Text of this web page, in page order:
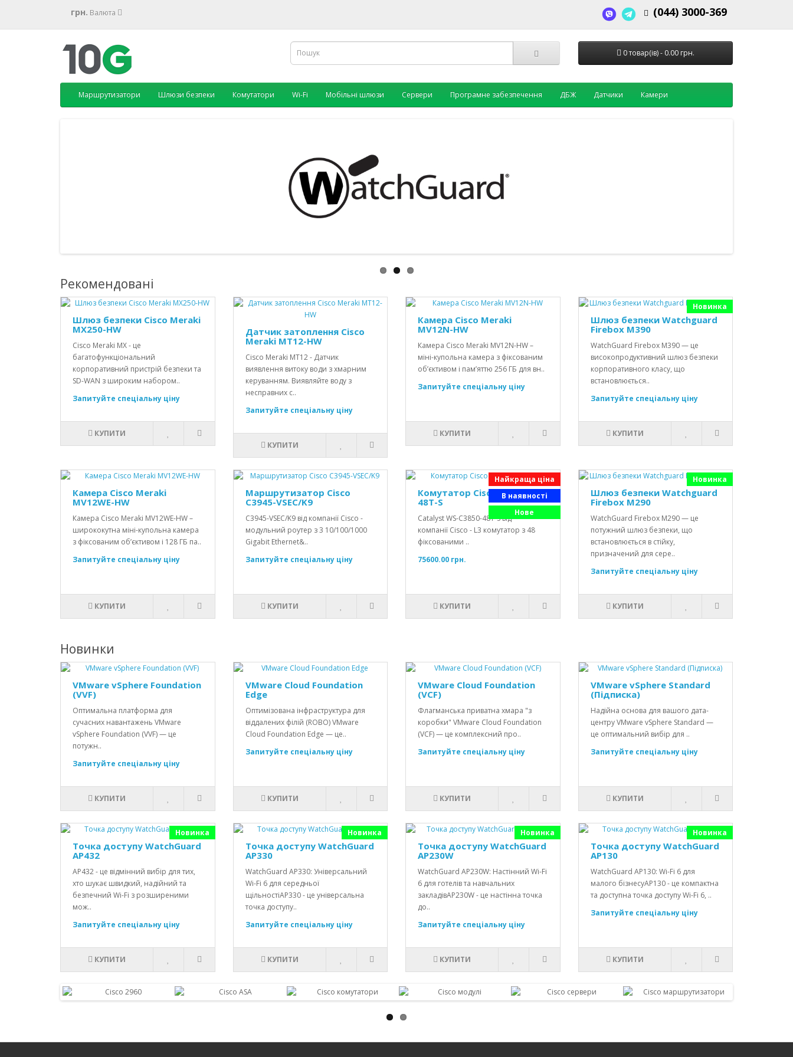
грн. Валюта (044) 3000-369
0 товар(ів) - 0.00 грн.
Маршрутизатори Шлюзи безпеки Комутатори Wi-Fi Мобільні шлюзи Сервери Програмне забезпечення ДБЖ Датчики Камери
Рекомендовані
Шлюз безпеки Cisco Meraki
MX250-HW
Cisco Meraki MX - це
багатофункціональний
корпоративний пристрій безпеки та
SD-WAN з широким набором..
Запитуйте спеціальну ціну
КУПИТИ
Датчик затоплення Cisco
Meraki MT12-HW
Cisco Meraki MT12 - Датчик
виявлення витоку води з хмарним
керуванням. Виявляйте воду з
несправних с..
Запитуйте спеціальну ціну
КУПИТИ
Камера Cisco Meraki
MV12N-HW
Камера Cisco Meraki MV12N-HW –
міні-купольна камера з фіксованим
об’єктивом і пам’яттю 256 ГБ для вн..
Запитуйте спеціальну ціну
КУПИТИ
Новинка
Шлюз безпеки Watchguard
Firebox M390
WatchGuard Firebox M390 — це
високопродуктивний шлюз безпеки
корпоративного класу, що
встановлюється..
Запитуйте спеціальну ціну
КУПИТИ
Камера Cisco Meraki
MV12WE-HW
Камера Cisco Meraki MV12WE-HW –
ширококутна міні-купольна камера
з фіксованим об’єктивом і 128 ГБ па..
Запитуйте спеціальну ціну
КУПИТИ
Маршрутизатор Cisco
C3945-VSEC/K9
C3945-VSEC/K9 від компанії Cisco -
модульний роутер з 3 10/100/1000
Gigabit Ethernet&..
Запитуйте спеціальну ціну
КУПИТИ
Найкраща ціна
В наявності
Нове
Комутатор Cisco WS-C3850-
48T-S
Catalyst WS-C3850-48T-S від
компанії Cisco - L3 комутатор з 48
фіксованими ..
75600.00 грн.
КУПИТИ
Новинка
Шлюз безпеки Watchguard
Firebox M290
WatchGuard Firebox M290 — це
потужний шлюз безпеки, що
встановлюється в стійку,
призначений для сере..
Запитуйте спеціальну ціну
КУПИТИ
Новинки
VMware vSphere Foundation
(VVF)
Оптимальна платформа для
сучасних навантажень VMware
vSphere Foundation (VVF) — це
потужн..
Запитуйте спеціальну ціну
КУПИТИ
VMware Cloud Foundation
Edge
Оптимізована інфраструктура для
віддалених філій (ROBO) VMware
Cloud Foundation Edge — це..
Запитуйте спеціальну ціну
КУПИТИ
VMware Cloud Foundation
(VCF)
Флагманська приватна хмара "з
коробки" VMware Cloud Foundation
(VCF) — це комплексний про..
Запитуйте спеціальну ціну
КУПИТИ
VMware vSphere Standard
(Підписка)
Надійна основа для вашого дата-
центру VMware vSphere Standard —
це оптимальний вибір для ..
Запитуйте спеціальну ціну
КУПИТИ
Новинка
Точка доступу WatchGuard
AP432
AP432 - це відмінний вибір для тих,
хто шукає швидкий, надійний та
безпечний Wi-Fi з розширеними
мож..
Запитуйте спеціальну ціну
КУПИТИ
Новинка
Точка доступу WatchGuard
AP330
WatchGuard AP330: Універсальний
Wi-Fi 6 для середньої
щільностіAP330 - це універсальна
точка доступу..
Запитуйте спеціальну ціну
КУПИТИ
Новинка
Точка доступу WatchGuard
AP230W
WatchGuard AP230W: Настінний Wi-Fi
6 для готелів та навчальних
закладівAP230W - це настінна точка
до..
Запитуйте спеціальну ціну
КУПИТИ
Новинка
Точка доступу WatchGuard
AP130
WatchGuard AP130: Wi-Fi 6 для
малого бізнесуAP130 - це компактна
та доступна точка доступу Wi-Fi 6, ..
Запитуйте спеціальну ціну
КУПИТИ